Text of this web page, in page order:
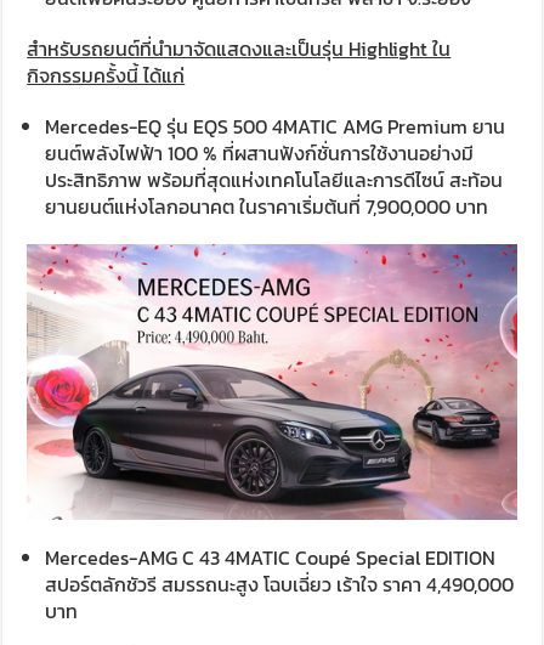
สำหรับรถยนต์ที่นำมาจัดแสดงและเป็นรุ่น Highlight ใน
กิจกรรมครั้งนี้ ได้แก่
Mercedes-EQ รุ่น EQS 500 4MATIC AMG Premium ยาน
ยนต์พลังไฟฟ้า 100 % ที่ผสานฟังก์ชั่นการใช้งานอย่างมี
ประสิทธิภาพ พร้อมที่สุดแห่งเทคโนโลยีและการดีไซน์ สะท้อน
ยานยนต์แห่งโลกอนาคต ในราคาเริ่มต้นที่ 7,900,000 บาท
Mercedes-AMG C 43 4MATIC Coupé Special EDITION
สปอร์ตลักชัวรี สมรรถนะสูง โฉบเฉี่ยว เร้าใจ ราคา 4,490,000
บาท